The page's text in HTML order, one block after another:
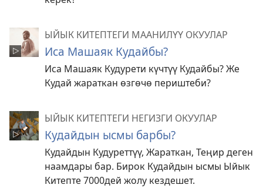
ЫЙЫК КИТЕПТЕГИ МААНИЛҮҮ ОКУУЛАР
Иса Машаяк Кудайбы?
Иса Машаяк Кудурети күчтүү Кудайбы? Же
Кудай жараткан өзгөчө периштеби?
ЫЙЫК КИТЕПТЕГИ НЕГИЗГИ ОКУУЛАР
Кудайдын ысмы барбы?
Кудайдын Кудуреттүү, Жараткан, Теңир деген
наамдары бар. Бирок Кудайдын ысмы Ыйык
Китепте 7000дей жолу кездешет.